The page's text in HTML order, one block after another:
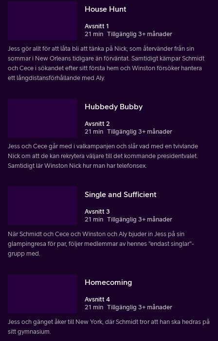
House Hunt
Avsnitt 1
21 min Tillgänglig 3+ månader
Jess gör allt för att låta bli att tänka på Nick, som återvänder från sin
sommar i New Orleans tidigare än förväntat. Samtidigt kämpar Schmidt
och Cece i sökandet efter sitt första hem och Winston försöker hantera
ett långdistansförhållande med Aly.
Hubbedy Bubby
Avsnitt 2
21 min Tillgänglig 3+ månader
Jess och Cece går med i valkampanjen och slår vad med en tvivlande
Nick om att de kan rekrytera väljare till det kommande presidentvalet.
Samtidigt lär Winston Nick hur man har telefonsex.
Single and Sufficient
Avsnitt 3
21 min Tillgänglig 3+ månader
När Schmidt och Cece och Winston och Aly bjuder in Jess på sin
glampingresa för par, följer medlemmar av hennes "endast singlar"-
grupp med.
Homecoming
Avsnitt 4
21 min Tillgänglig 3+ månader
Jess och gänget åker till New York, där Schmidt tror att han ska hedras på
sitt gymnasium.